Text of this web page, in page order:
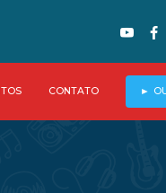
CONTATO ►